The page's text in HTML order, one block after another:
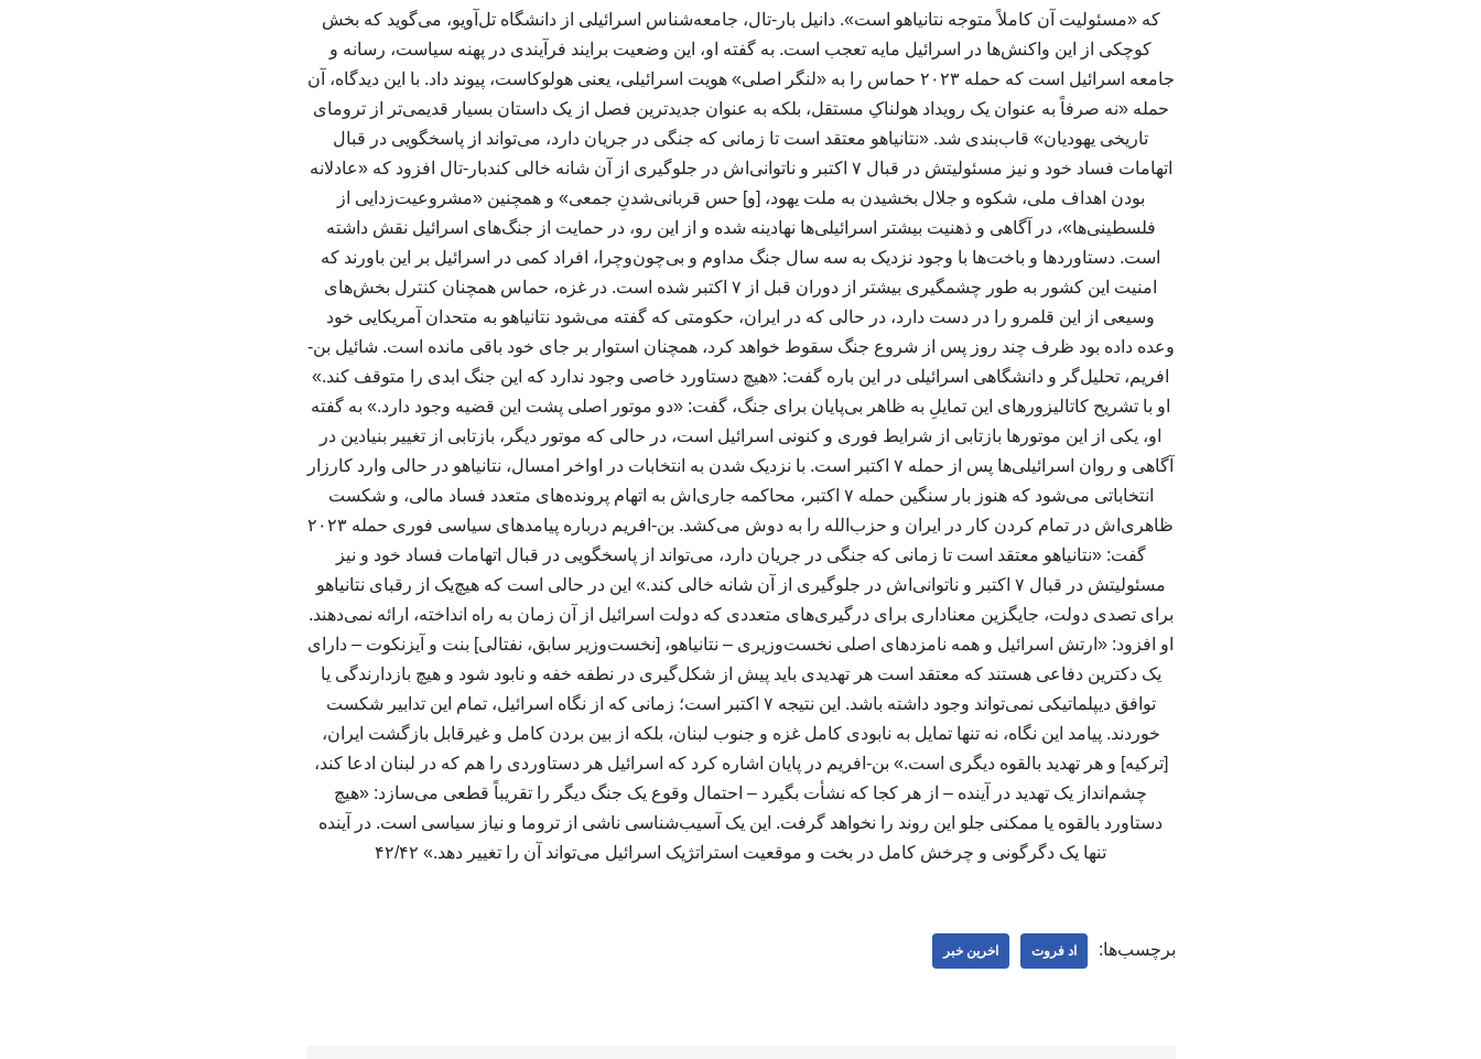
که «مسئولیت آن کاملاً متوجه نتانیاهو است». دانیل بار-تال، جامعه‌شناس اسرائیلی از دانشگاه تل‌آویو، می‌گوید که بخش
کوچکی از این واکنش‌ها در اسرائیل مایه تعجب است. به گفته او، این وضعیت برایند فرآیندی در پهنه سیاست، رسانه و
جامعه اسرائیل است که حمله ۲۰۲۳ حماس را به «لنگر اصلی» هویت اسرائیلی، یعنی هولوکاست، پیوند داد. با این دیدگاه، آن
حمله «نه صرفاً به عنوان یک رویداد هولناکِ مستقل، بلکه به عنوان جدیدترین فصل از یک داستان بسیار قدیمی‌تر از ترومای
تاریخی یهودیان» قاب‌بندی شد. «نتانیاهو معتقد است تا زمانی که جنگی در جریان دارد، می‌تواند از پاسخگویی در قبال
اتهامات فساد خود و نیز مسئولیتش در قبال ۷ اکتبر و ناتوانی‌اش در جلوگیری از آن شانه خالی کندبار-تال افزود که «عادلانه
بودن اهداف ملی، شکوه و جلال بخشیدن به ملت یهود، [و] حس قربانی‌شدنِ جمعی» و همچنین «مشروعیت‌زدایی از
فلسطینی‌ها»، در آگاهی و ذهنیت بیشتر اسرائیلی‌ها نهادینه شده و از این رو، در حمایت از جنگ‌های اسرائیل نقش داشته
است. دستاوردها و باخت‌ها با وجود نزدیک به سه سال جنگ مداوم و بی‌چون‌وچرا، افراد کمی در اسرائیل بر این باورند که
امنیت این کشور به طور چشمگیری بیشتر از دوران قبل از ۷ اکتبر شده است. در غزه، حماس همچنان کنترل بخش‌های
وسیعی از این قلمرو را در دست دارد، در حالی که در ایران، حکومتی که گفته می‌شود نتانیاهو به متحدان آمریکایی خود
وعده داده بود ظرف چند روز پس از شروع جنگ سقوط خواهد کرد، همچنان استوار بر جای خود باقی مانده است. شائیل بن-
افریم، تحلیل‌گر و دانشگاهی اسرائیلی در این باره گفت: «هیچ دستاورد خاصی وجود ندارد که این جنگ ابدی را متوقف کند.»
او با تشریح کاتالیزورهای این تمایلِ به ظاهر بی‌پایان برای جنگ، گفت: «دو موتور اصلی پشت این قضیه وجود دارد.» به گفته
او، یکی از این موتورها بازتابی از شرایط فوری و کنونی اسرائیل است، در حالی که موتور دیگر، بازتابی از تغییر بنیادین در
آگاهی و روان اسرائیلی‌ها پس از حمله ۷ اکتبر است. با نزدیک شدن به انتخابات در اواخر امسال، نتانیاهو در حالی وارد کارزار
انتخاباتی می‌شود که هنوز بار سنگین حمله ۷ اکتبر، محاکمه جاری‌اش به اتهام پرونده‌های متعدد فساد مالی، و شکست
ظاهری‌اش در تمام کردن کار در ایران و حزب‌الله را به دوش می‌کشد. بن-افریم درباره پیامدهای سیاسی فوری حمله ۲۰۲۳
گفت: «نتانیاهو معتقد است تا زمانی که جنگی در جریان دارد، می‌تواند از پاسخگویی در قبال اتهامات فساد خود و نیز
مسئولیتش در قبال ۷ اکتبر و ناتوانی‌اش در جلوگیری از آن شانه خالی کند.» این در حالی است که هیچ‌یک از رقبای نتانیاهو
برای تصدی دولت، جایگزین معناداری برای درگیری‌های متعددی که دولت اسرائیل از آن زمان به راه انداخته، ارائه نمی‌دهند.
او افزود: «ارتش اسرائیل و همه نامزدهای اصلی نخست‌وزیری – نتانیاهو، [نخست‌وزیر سابق، نفتالی] بنت و آیزنکوت – دارای
یک دکترین دفاعی هستند که معتقد است هر تهدیدی باید پیش از شکل‌گیری در نطفه خفه و نابود شود و هیچ بازدارندگی یا
توافق دیپلماتیکی نمی‌تواند وجود داشته باشد. این نتیجه ۷ اکتبر است؛ زمانی که از نگاه اسرائیل، تمام این تدابیر شکست
خوردند. پیامد این نگاه، نه تنها تمایل به نابودی کامل غزه و جنوب لبنان، بلکه از بین بردن کامل و غیرقابل بازگشت ایران،
[ترکیه] و هر تهدید بالقوه دیگری است.» بن-افریم در پایان اشاره کرد که اسرائیل هر دستاوردی را هم که در لبنان ادعا کند،
چشم‌انداز یک تهدید در آینده – از هر کجا که نشأت بگیرد – احتمال وقوع یک جنگ دیگر را تقریباً قطعی می‌سازد: «هیچ
دستاورد بالقوه یا ممکنی جلو این روند را نخواهد گرفت. این یک آسیب‌شناسی ناشی از تروما و نیاز سیاسی است. در آینده
تنها یک دگرگونی و چرخش کامل در بخت و موقعیت استراتژیک اسرائیل می‌تواند آن را تغییر دهد.» ۴۲/۴۲
برچسب‌ها: اد فروت اخرین خبر